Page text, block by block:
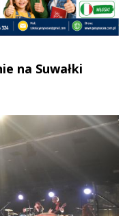
Tumblr
0 Reddit Share
na Suwałki